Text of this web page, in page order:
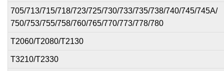
705/713/715/718/723/725/730/733/735/738/740/745/745A/
750/753/755/758/760/765/770/773/778/780
T2060/T2080/T2130
T3210/T2330